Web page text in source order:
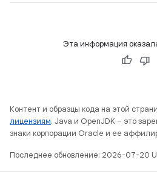
Эта информация
Контент и образцы кода на этой
лицензиям. Java и OpenJDK – это
знаки корпорации Oracle и ее
Последнее обновление: 2026-07-20